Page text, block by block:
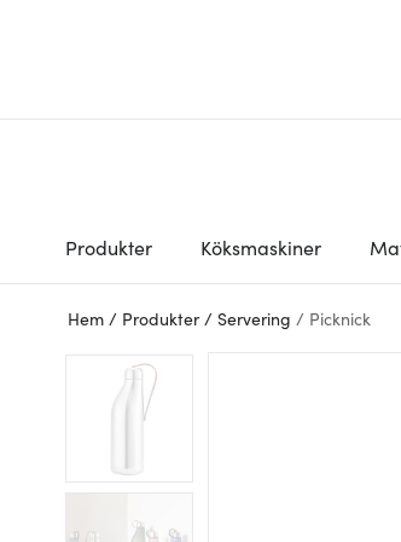
Produkter Köksmaskiner
Hem / Produkter / Servering / Picknick